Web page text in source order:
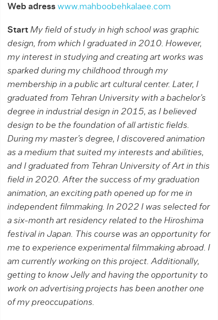
Web adress www.mahboobehkalaee.com
Start My field of study in high school was graphic
design, from which I graduated in 2010. However,
my interest in studying and creating art works was
sparked during my childhood through my
membership in a public art cultural center. Later, I
graduated from Tehran University with a bachelor’s
degree in industrial design in 2015, as I believed
design to be the foundation of all artistic fields.
During my master’s degree, I discovered animation
as a medium that suited my interests and abilities,
and I graduated from Tehran University of Art in this
field in 2020. After the success of my graduation
animation, an exciting path opened up for me in
independent filmmaking. In 2022 I was selected for
a six-month art residency related to the Hiroshima
festival in Japan. This course was an opportunity for
me to experience experimental filmmaking abroad. I
am currently working on this project. Additionally,
getting to know Jelly and having the opportunity to
work on advertising projects has been another one
of my preoccupations.